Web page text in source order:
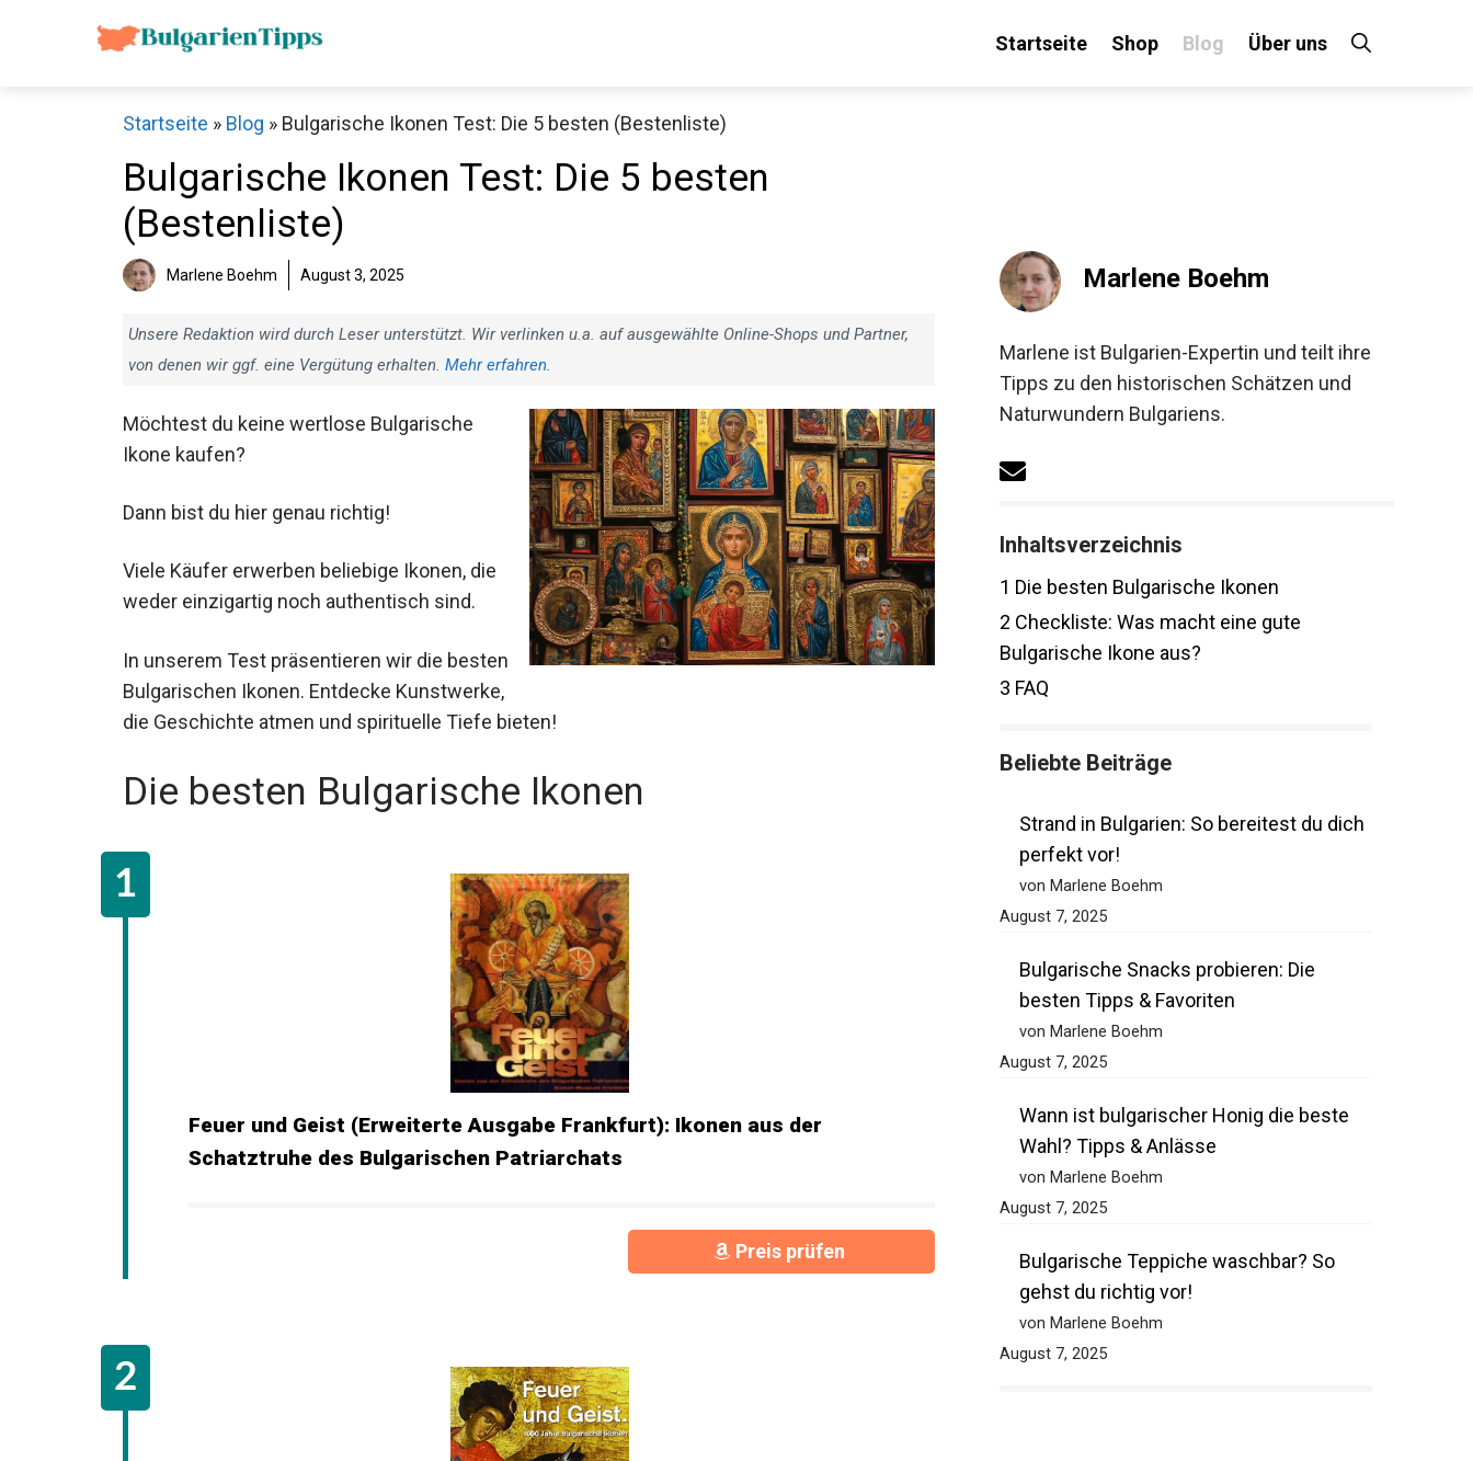
Startseite Shop Blog Über uns
Startseite » Blog » Bulgarische Ikonen Test: Die 5 besten (Bestenliste)
Bulgarische Ikonen Test: Die 5 besten
(Bestenliste)
Marlene Boehm August 3, 2025
Unsere Redaktion wird durch Leser unterstützt. Wir verlinken u.a. auf ausgewählte Online-Shops und Partner,
von denen wir ggf. eine Vergütung erhalten. Mehr erfahren.
Möchtest du keine wertlose Bulgarische
Ikone kaufen?
Dann bist du hier genau richtig!
Viele Käufer erwerben beliebige Ikonen, die
weder einzigartig noch authentisch sind.
In unserem Test präsentieren wir die besten
Bulgarischen Ikonen. Entdecke Kunstwerke,
die Geschichte atmen und spirituelle Tiefe bieten!
Die besten Bulgarische Ikonen
Feuer und Geist (Erweiterte Ausgabe Frankfurt): Ikonen aus der
Schatztruhe des Bulgarischen Patriarchats
Preis prüfen
Marlene Boehm
Marlene ist Bulgarien-Expertin und teilt ihre
Tipps zu den historischen Schätzen und
Naturwundern Bulgariens.
Inhaltsverzeichnis
1 Die besten Bulgarische Ikonen
2 Checkliste: Was macht eine gute
Bulgarische Ikone aus?
3 FAQ
Beliebte Beiträge
Strand in Bulgarien: So bereitest du dich
perfekt vor!
von Marlene Boehm
August 7, 2025
Bulgarische Snacks probieren: Die
besten Tipps & Favoriten
von Marlene Boehm
August 7, 2025
Wann ist bulgarischer Honig die beste
Wahl? Tipps & Anlässe
von Marlene Boehm
August 7, 2025
Bulgarische Teppiche waschbar? So
gehst du richtig vor!
von Marlene Boehm
August 7, 2025